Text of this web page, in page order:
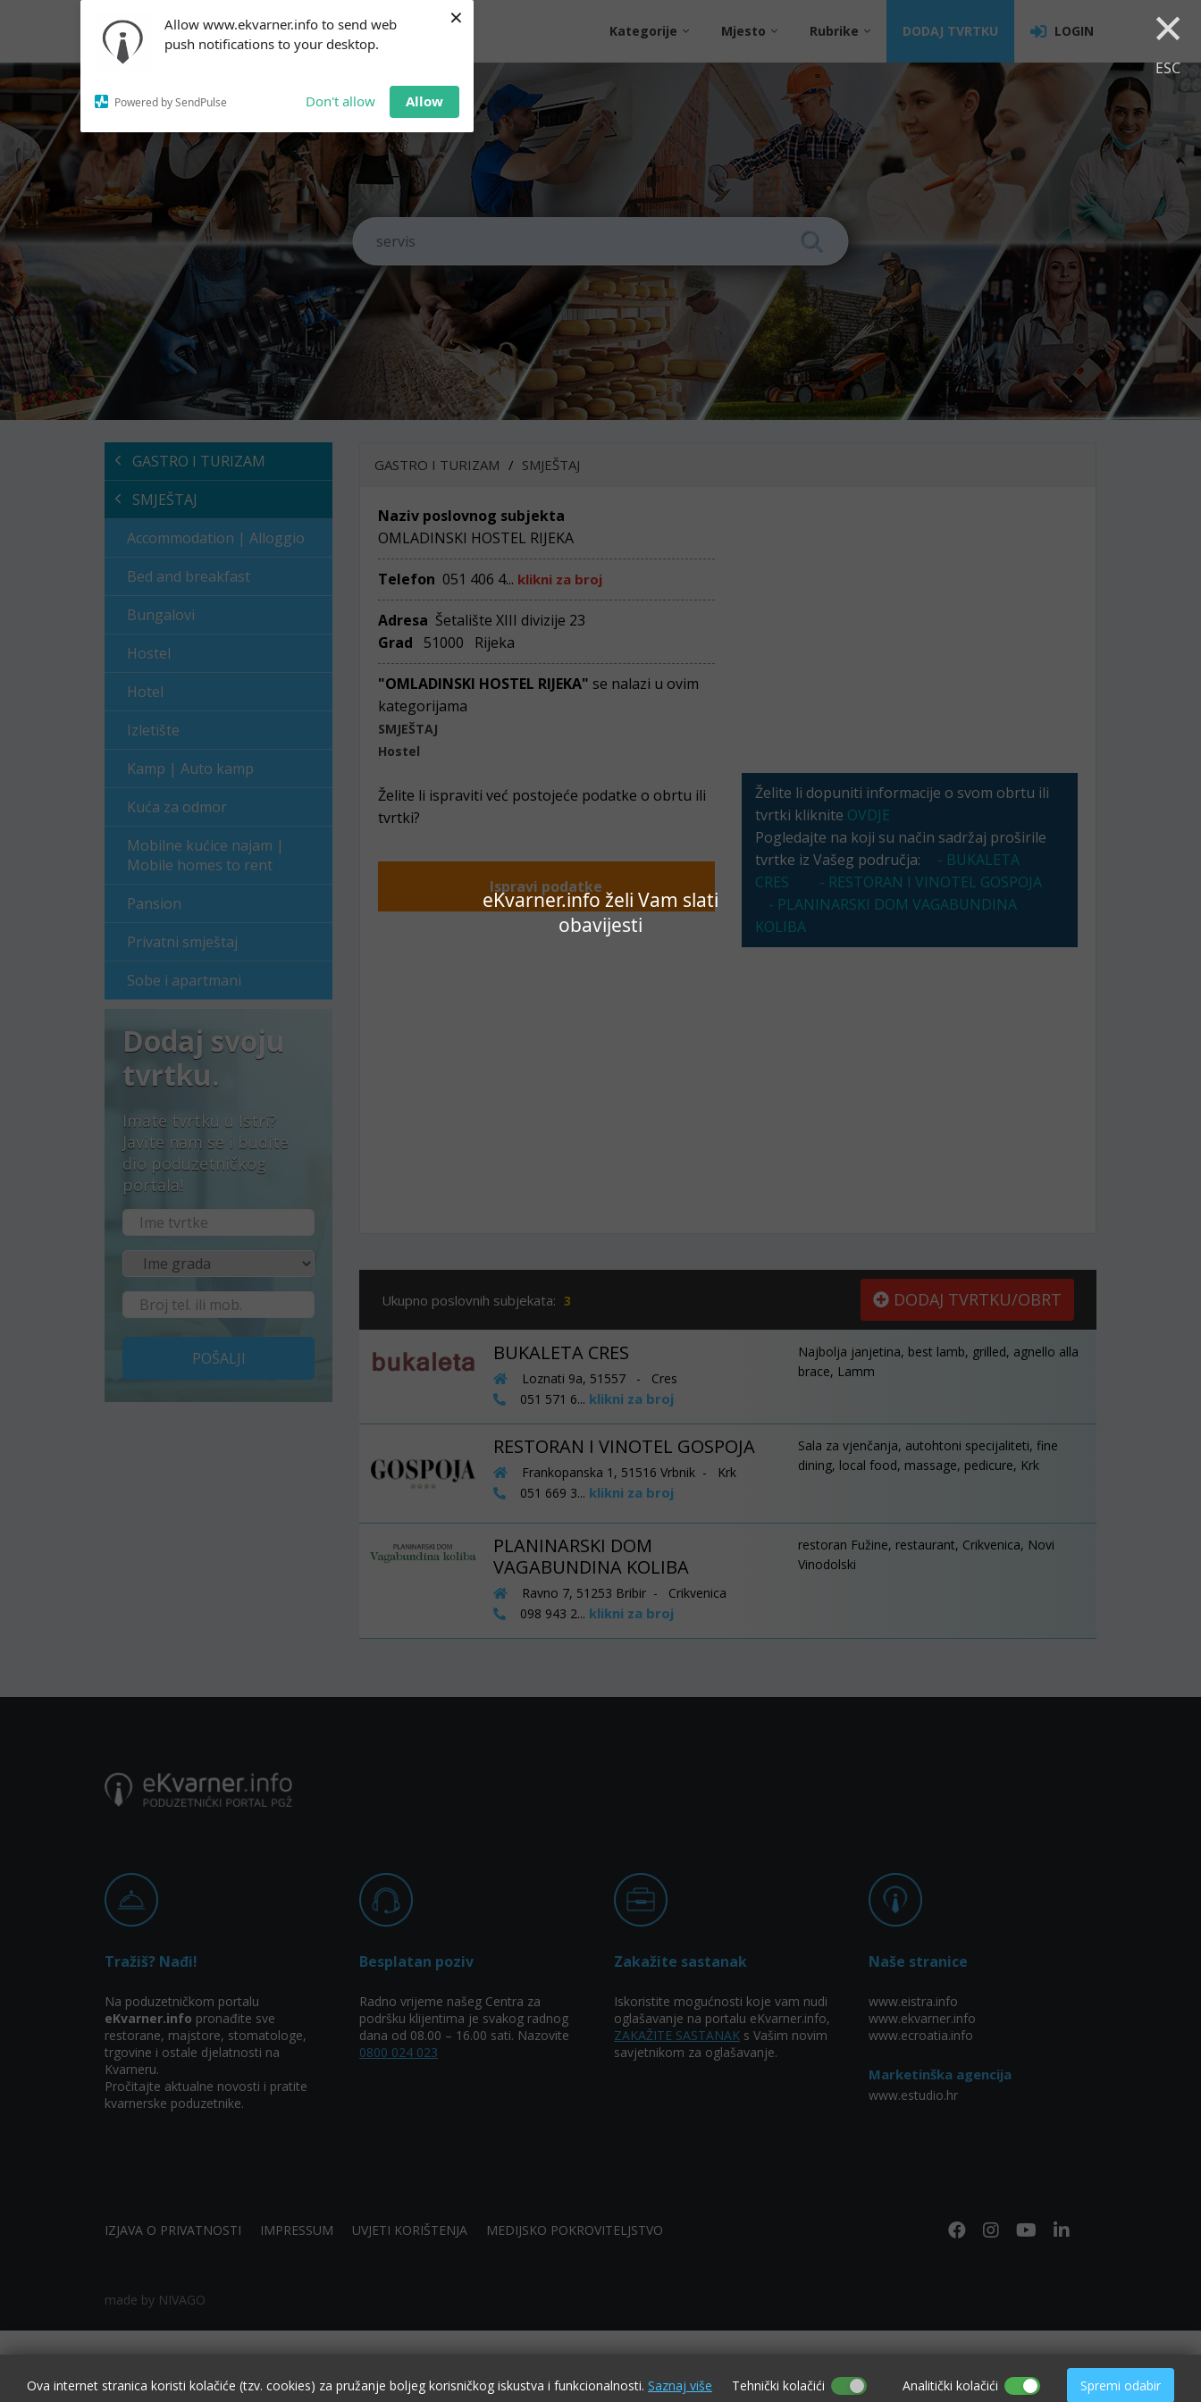
Allow www.ekvarner.info to send web
push notifications to your desktop.
Powered by SendPulse Don't allow Allow
× ×
ESC
eKvarner.info želi Vam slati
obavijesti
notifications!
To enable permission prompts, click
on the notification icon
Kategorije Mjesto Rubrike DODAJ TVRTKU LOGIN
GASTRO I TURIZAM
SMJEŠTAJ
Accommodation | Alloggio
Bed and breakfast
Bungalovi
Hostel
Hotel
Izletište
Kamp | Auto kamp
Kuća za odmor
Mobilne kućice najam |
Mobile homes to rent
Pansion
Privatni smještaj
Sobe i apartmani
Dodaj svoju
tvrtku.
Imate tvrtku u Istri?
Javite nam se i budite
dio poduzetničkog
portala!
POŠALJI
GASTRO I TURIZAM SMJEŠTAJ
Naziv poslovnog subjekta
OMLADINSKI HOSTEL RIJEKA
Telefon 051 406 4... klikni za broj
Adresa Šetalište XIII divizije 23
Grad
51000 Rijeka
"OMLADINSKI HOSTEL RIJEKA" se nalazi u ovim
kategorijama
SMJEŠTAJ
Hostel
Želite li ispraviti već postojeće podatke o obrtu ili
tvrtki?
Ispravi podatke
Želite li dopuniti informacije o svom obrtu ili
tvrtki kliknite OVDJE
Pogledajte na koji su način sadržaj proširile
tvrtke iz Vašeg područja:
- BUKALETA
CRES
- RESTORAN I VINOTEL GOSPOJA
- PLANINARSKI DOM VAGABUNDINA
KOLIBA
Ukupno poslovnih subjekata: 3 DODAJ TVRTKU/OBRT
BUKALETA CRES
Loznati 9a, 51557 - Cres
051 571 6... klikni za broj
Najbolja janjetina, best lamb, grilled, agnello alla
brace, Lamm
RESTORAN I VINOTEL GOSPOJA
Frankopanska 1, 51516 Vrbnik - Krk
051 669 3... klikni za broj
Sala za vjenčanja, autohtoni specijaliteti, fine
dining, local food, massage, pedicure, Krk
PLANINARSKI DOM
VAGABUNDINA KOLIBA
Ravno 7, 51253 Bribir - Crikvenica
098 943 2... klikni za broj
restoran Fužine, restaurant, Crikvenica, Novi
Vinodolski
Tražiš? Nađi!
Na poduzetničkom portalu
eKvarner.info pronađite sve
restorane, majstore, stomatologe,
trgovine i ostale djelatnosti na
Kvarneru.
Pročitajte aktualne novosti i pratite
kvarnerske poduzetnike.
Besplatan poziv
Radno vrijeme našeg Centra za
podršku klijentima je svakog radnog
dana od 08.00 – 16.00 sati. Nazovite
0800 024 023
Zakažite sastanak
Iskoristite mogućnosti koje vam nudi
oglašavanje na portalu eKvarner.info,
ZAKAŽITE SASTANAK s Vašim novim
savjetnikom za oglašavanje.
Naše stranice
www.eistra.info
www.ekvarner.info
www.ecroatia.info
Marketinška agencija
www.estudio.hr
IZJAVA O PRIVATNOSTI IMPRESSUM UVJETI KORIŠTENJA MEDIJSKO POKROVITELJSTVO
made by NIVAGO
Ova internet stranica koristi kolačiće (tzv. cookies) za pružanje boljeg korisničkog iskustva i funkcionalnosti. Saznaj više Tehnički kolačići Analitički kolačići Spremi odabir